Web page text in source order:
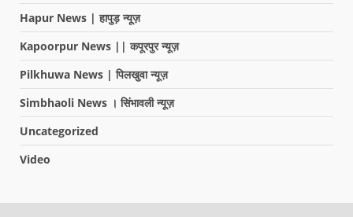
Hapur News | हापुड़ न्यूज़
Kapoorpur News || कपूरपुर न्यूज़
Pilkhuwa News | पिलखुवा न्यूज़
Simbhaoli News । सिंभावली न्यूज़
Uncategorized
Video